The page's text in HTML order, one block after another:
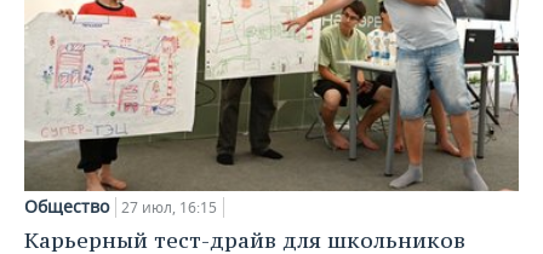
Общество 27 июл, 16:15
Карьерный тест-драйв для школьников